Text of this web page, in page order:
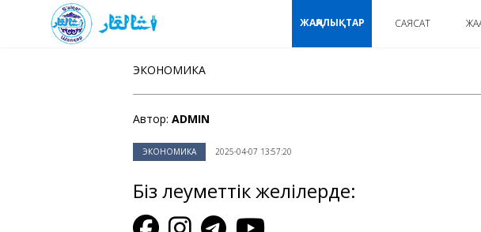
ЖАҢАЛЫҚТАР САЯСАТ
ЭКОНОМИКА
Автор: ADMIN
ЭКОНОМИКА 2025-04-07 13:57:20
Біз әлеуметтік желілерде: